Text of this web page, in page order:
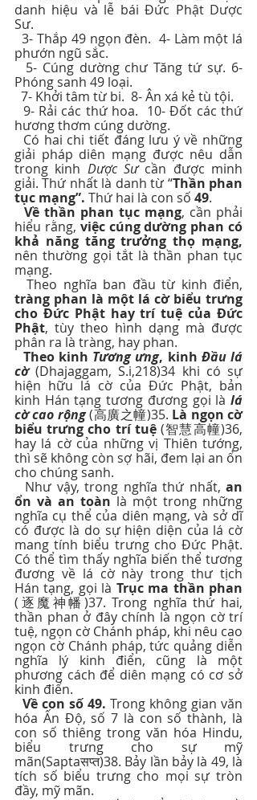
danh hiệu và lễ bái Đức Phật Dược
Sư.
  3- Thắp 49 ngọn đèn.  4- Làm một lá
phướn ngũ sắc.
Phóng sanh 49 loại.
  7- Khởi tâm từ bi.  8- Ân xá kẻ tù tội.
hương thơm cúng dường.
giải pháp diên mạng được nêu dẫn
trong kinh Dược Sư cần được minh
giải. Thứ nhất là danh từ “Thần phan
tục mạng”. Thứ hai là con số 49.
Về thần phan tục mạng, cần phải
hiểu rằng, việc cúng dường phan có
nên thường gọi tắt là thần phan tục
mạng.
tràng phan là một lá cờ biểu trưng
cho Đức Phật hay trí tuệ của Đức
Phật, tùy theo hình dạng mà được
phân ra là tràng, hay phan.
Theo kinh Tương ưng, kinh Đầu lá
cờ (Dhajaggam, S.i,218)34 khi có sự
hiện hữu lá cờ của Đức Phật, bản
kinh Hán tạng tương đương gọi là lá
cờ cao rộng (高廣之幢)35. Là ngọn cờ
biểu trưng cho trí tuệ (智慧高幢)36,
hay lá cờ của những vị Thiên tướng,
thì sẽ không còn sợ hãi, đem lại an ổn
cho chúng sanh.
  Như vậy, trong nghĩa thứ nhất,
an
ổn và an toàn là một trong những
nghĩa cụ thể của diên mạng, và sở dĩ
có được là do sự hiện diện của lá cờ
mang tính biểu trưng cho Đức Phật.
Có thể tìm thấy nghĩa biến thể tương
đương về lá cờ này trong thư tịch
Hán tạng, gọi là Trục ma thần phan
(逐魔神幡)37. Trong nghĩa thứ hai,
thần phan ở đây chính là ngọn cờ trí
tuệ, ngọn cờ Chánh pháp, khi nêu cao
ngọn cờ Chánh pháp, tức quảng diễn
nghĩa lý kinh điển, cũng là một
phương cách để diên mạng có cơ sở
kinh điển.
Về con số 49. Trong không gian văn
hóa Ấn Độ, số 7 là con số thành, là
con số thiêng trong văn hóa Hindu,
biểu trưng cho sự mỹ
mãn(Saptaसप्त)38. Bảy lần bảy là 49, là
tích số biểu trưng cho mọi sự tròn
đầy, mỹ mãn.